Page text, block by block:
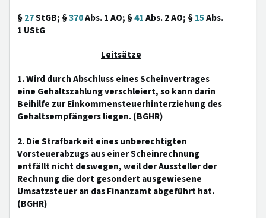
§27StGB; §370Abs. 1 AO; §41Abs. 2 AO; §15Abs.
1 UStG
Leitsätze
1. Wird durch Abschluss eines Scheinvertrages
eine Gehaltszahlung verschleiert, so kann darin
Beihilfe zur Einkommensteuerhinterziehung des
Gehaltsempfängers liegen. (BGHR)
2. Die Strafbarkeit eines unberechtigten
Vorsteuerabzugs aus einer Scheinrechnung
entfällt nicht deswegen, weil der Aussteller der
Rechnung die dort gesondert ausgewiesene
Umsatzsteuer an das Finanzamt abgeführt hat.
(BGHR)